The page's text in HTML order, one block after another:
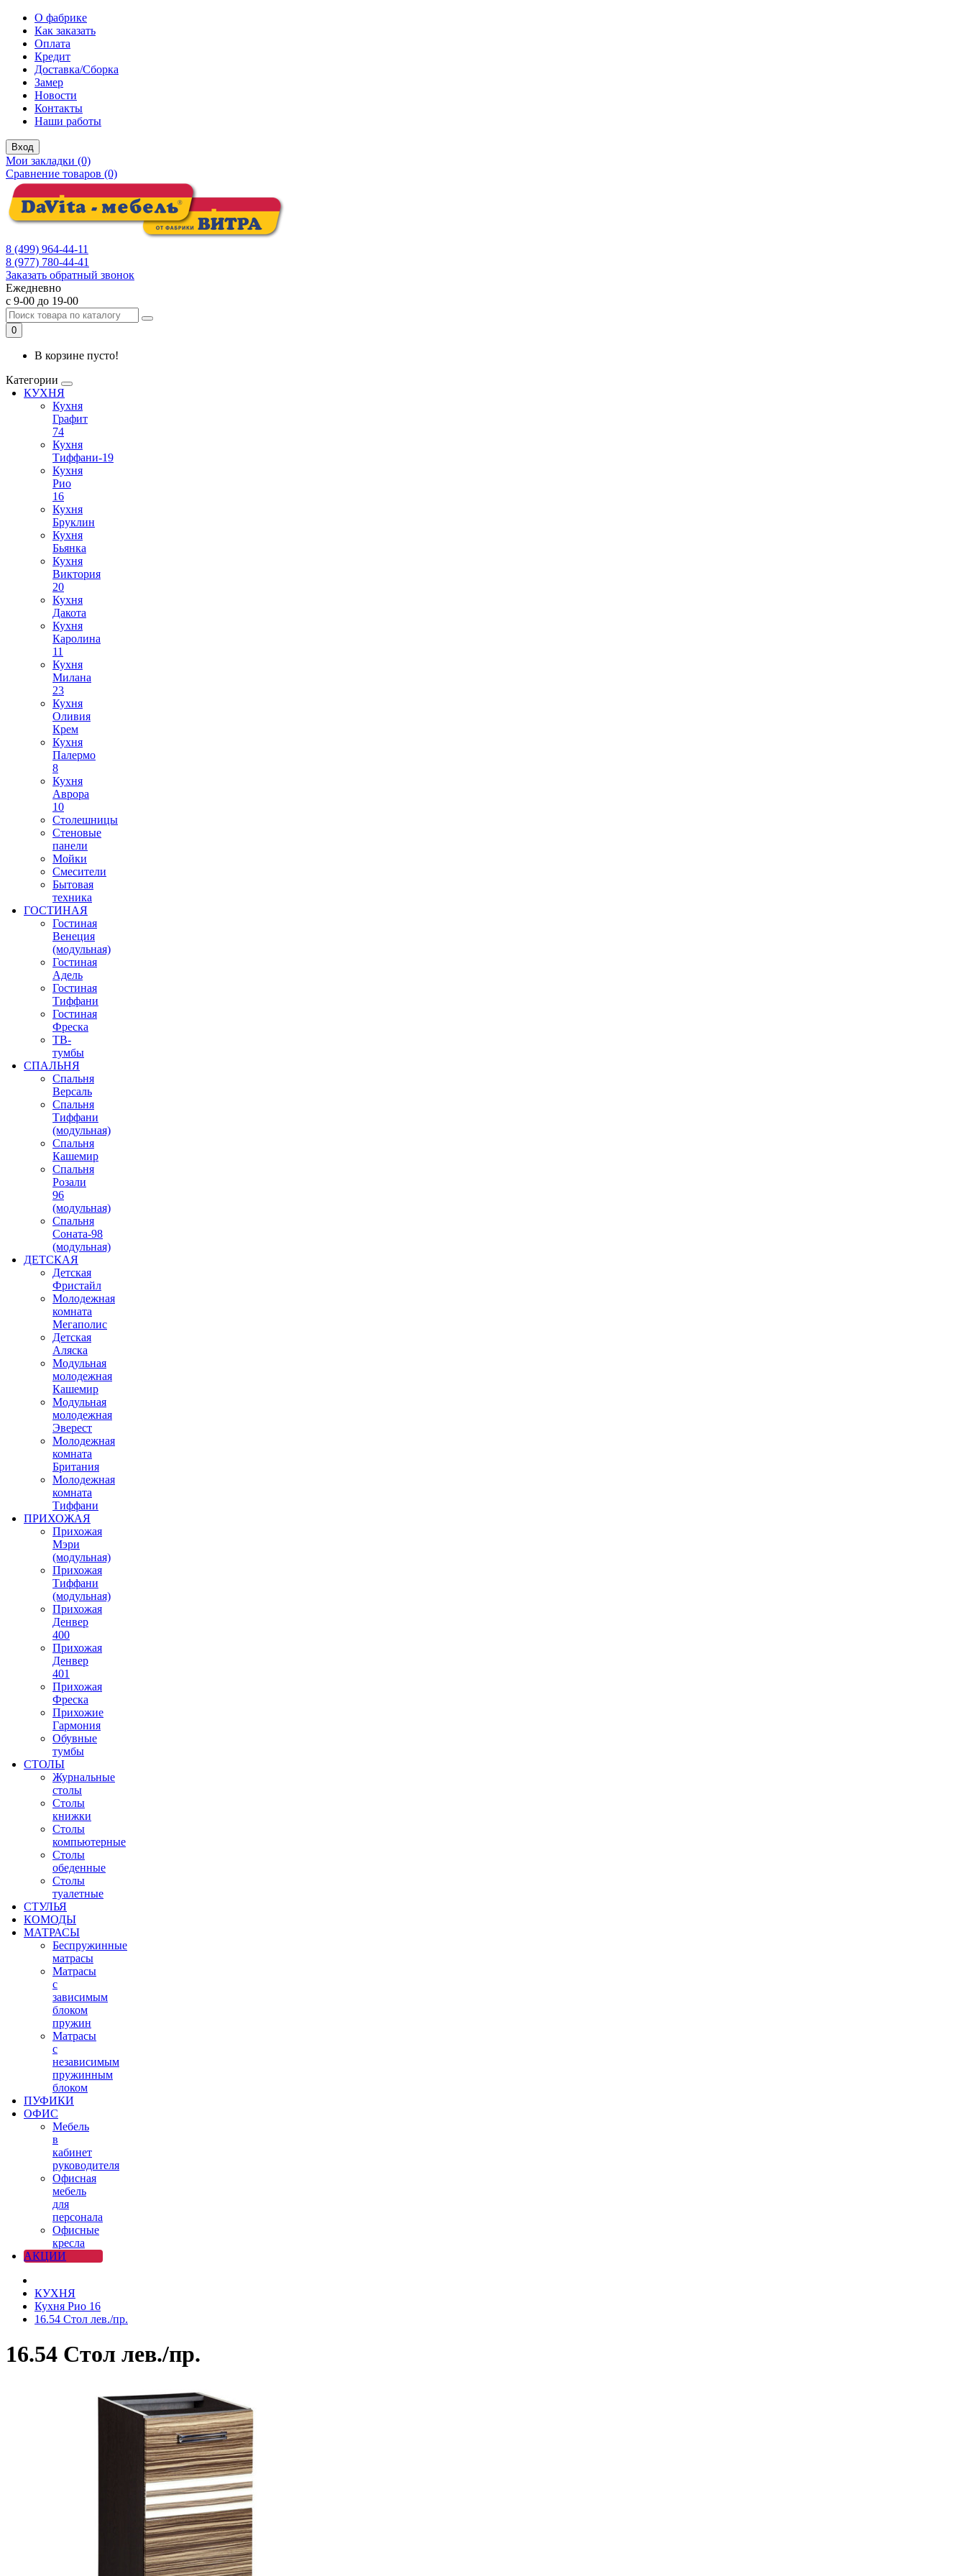
О фабрике
Как заказать
Оплата
Кредит
Доставка/Сборка
Замер
Новости
Контакты
Наши работы
Вход
Мои закладки (0)
Сравнение товаров (0)
8 (499) 964-44-11
8 (977) 780-44-41
Заказать обратный звонок
Ежедневно
с 9-00 до 19-00
0
В корзине пусто!
Категории
КУХНЯ
Кухня
Графит
74
Кухня
Тиффани-19
Кухня
Рио
16
Кухня
Бруклин
Кухня
Бьянка
Кухня
Виктория
20
Кухня
Дакота
Кухня
Каролина
11
Кухня
Милана
23
Кухня
Оливия
Крем
Кухня
Палермо
8
Кухня
Аврора
10
Столешницы
Стеновые
панели
Мойки
Смесители
Бытовая
техника
ГОСТИНАЯ
Гостиная
Венеция
(модульная)
Гостиная
Адель
Гостиная
Тиффани
Гостиная
Фреска
ТВ-
тумбы
СПАЛЬНЯ
Спальня
Версаль
Спальня
Тиффани
(модульная)
Спальня
Кашемир
Спальня
Розали
96
(модульная)
Спальня
Соната-98
(модульная)
ДЕТСКАЯ
Детская
Фристайл
Молодежная
комната
Мегаполис
Детская
Аляска
Модульная
молодежная
Кашемир
Модульная
молодежная
Эверест
Молодежная
комната
Британия
Молодежная
комната
Тиффани
ПРИХОЖАЯ
Прихожая
Мэри
(модульная)
Прихожая
Тиффани
(модульная)
Прихожая
Денвер
400
Прихожая
Денвер
401
Прихожая
Фреска
Прихожие
Гармония
Обувные
тумбы
СТОЛЫ
Журнальные
столы
Столы
книжки
Столы
компьютерные
Столы
обеденные
Столы
туалетные
СТУЛЬЯ
КОМОДЫ
МАТРАСЫ
Беспружинные
матрасы
Матрасы
с
зависимым
блоком
пружин
Матрасы
с
независимым
пружинным
блоком
ПУФИКИ
ОФИС
Мебель
в
кабинет
руководителя
Офисная
мебель
для
персонала
Офисные
кресла
АКЦИИ
КУХНЯ
Кухня Рио 16
16.54 Стол лев./пр.
16.54 Стол лев./пр.